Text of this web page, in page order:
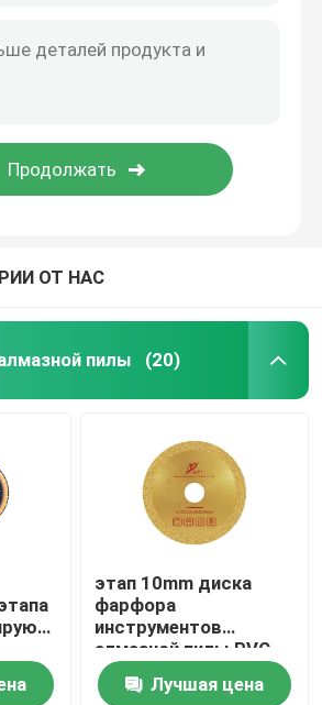
ОТ НАС
пилы (20)
этап 10mm диска
фарфора
инструментов
алмазной пилы PVC
115mm кафельный
режа Лучшая цена